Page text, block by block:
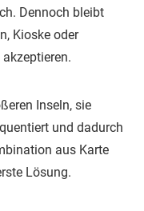
Dennoch bleibt
Kioske oder
Inseln, sie
und dadurch
aus Karte
Lösung.